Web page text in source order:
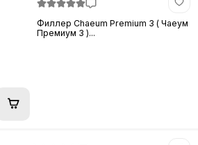
Филлер Chaeum Premium 3 ( Чаеум
Премиум 3 )...